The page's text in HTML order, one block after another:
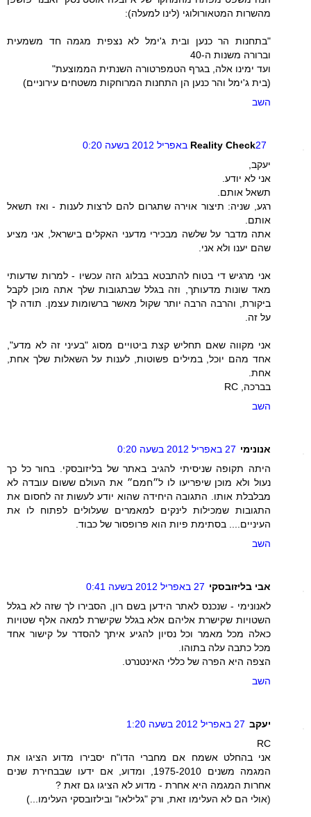
מהשרות המטאורולוגי (לינו למעלה):
"בתחנות הר כנען ובית ג'ימל לא נצפית מגמה חד משמעית
וברורה משנות ה-40
ועד ימינו אלה, בגרף הטמפרטורה השנתית הממוצעת"
(בית ג'ימל והר כנען הן התחנות המרוחקות משטחים עירוניים)
השב
Reality Check27 באפריל 2012 בשעה 0:20
יעקב,
אני לא יודע.
תשאל אותם.
רגע, שניה: תיצור אוירה שתגרום להם לרצות לענות - ואז תשאל
אותם.
אתה מדבר על שלשה מבכירי מדעני האקלים בישראל, אני מציע
שהם יענו ולא אני.
אני מרגיש די בטוח להתבטא בבלוג הזה עכשיו - למרות שדעותי
מאד שונות מדעותך, וזה בגלל שבתגובות שלך אתה מוכן לקבל
ביקורת, והרבה הרבה יותר שקול מאשר ברשומות עצמן. תודה לך
על זה.
אני מקווה שאם תחליש קצת ביטויים מסוג "בעיני זה לא מדע",
אחד מהם יוכל, במילים פשוטות, לענות על השאלות שלך אחת,
אחת.
בברכה, RC
השב
אנונימי 27 באפריל 2012 בשעה 0:20
היתה תקופה שניסיתי להגיב באתר של בליזובסקי. בחור כל כך
נעול ולא מוכן שיפריעו לו ל״חמם״ את העולם ששום עובדה לא
מבלבלת אותו. התגובה היחידה שהוא יודע לעשות זה לחסום את
התגובות שמכילות לינקים למאמרים שעלולים לפתוח לו את
העיניים.... בסתימת פיות הוא פרופסור של כבוד.
השב
אבי בליזובסקי 27 באפריל 2012 בשעה 0:41
לאנונימי - שנכנס לאתר הידען בשם רון, הסבירו לך שזה לא בגלל
השטויות שקישרת אליהם אלא בגלל שקישרת למאה אלף שטויות
כאלה מכל מאמר וכל נסיון להגיע איתך להסדר על קישור אחד
מכל כתבה עלה בתוהו.
הצפה היא הפרה של כללי האינטנרט.
השב
יעקב 27 באפריל 2012 בשעה 1:20
RC
אני בהחלט אשמח אם מחברי הדו"ח יסבירו מדוע הציגו את
המגמה משנים 1975-2010, ומדוע, אם ידעו שבבחירת שנים
אחרות המגמה היא אחרת - מדוע לא הציגו גם זאת ?
(אולי הם לא העלימו זאת, ורק "גלילאו" ובילזובסקי העלימו...)